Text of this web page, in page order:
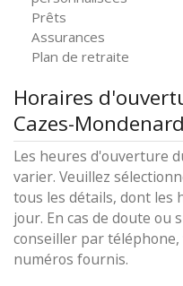
Prêts
Assurances
Plan de retraite
Horaires
Cazes-Mondenard
Les heures d'ouverture
varier. Veuillez
tous les détails, dont les
jour. En cas de doute ou
conseiller par
numéros fournis.